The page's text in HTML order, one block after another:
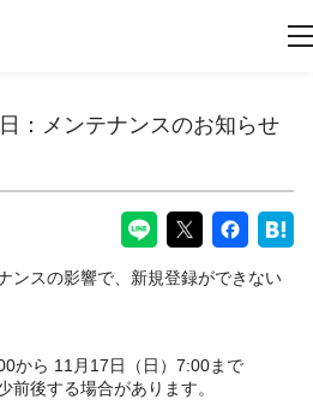
：メンテナンスのお知らせ
ンスの影響で、新規登録ができない
から 11月17日（日）7:00まで
後する場合があります。